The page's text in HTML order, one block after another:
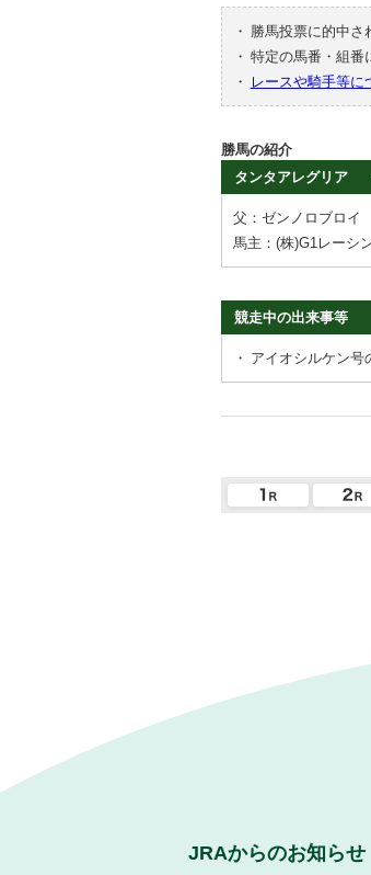
・ 勝馬投票に的中さ
・ 特定の馬番・組番
・
レースや騎手等に
勝馬の紹介
タンタアレグリア
父：ゼンノロブロイ
馬主：(株)G1レーシ
競走中の出来事等
・ アイオシルケン号
JRAからのお知らせ